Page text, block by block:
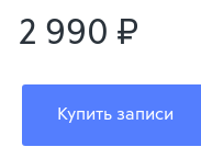
2 990 ₽
Купить записи